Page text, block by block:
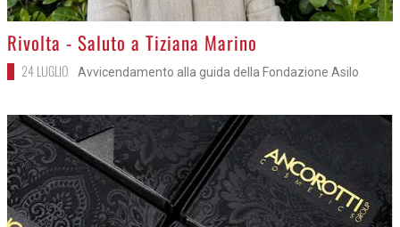
>
Rivolta - Saluto a Tiziana Marino
24 LUGLIO Avvicendamento alla guida della Fondazione Asilo